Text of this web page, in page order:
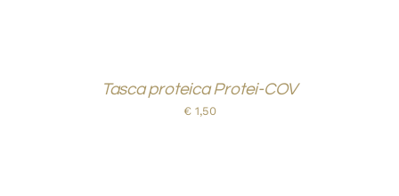
Tasca proteica Protei-COV
€1,50